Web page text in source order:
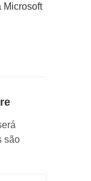
Microsoft
são